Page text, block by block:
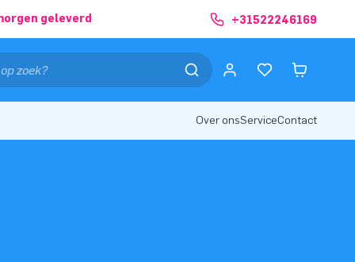
geleverd +31522246169
Over onsServiceContact